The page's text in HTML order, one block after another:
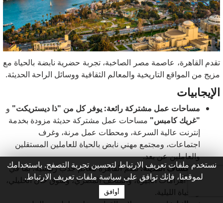
تقدم القاهرة، عاصمة مصر الصاخبة، تجربة حضرية نابضة بالحياة مع
مزيج من المواقع التاريخية والمعالم الثقافية ووسائل الراحة الحديثة.
الإيجابيات
مساحات عمل مشتركة رائعة: يوفر كل من "ذا ديستريكت" و
"غريك كامبس" مساحات عمل مشتركة حديثة مزودة بخدمة
إنترنت عالية السرعة، ومحطات عمل مرنة، وغرف
اجتماعات، ومجتمع مهني نابض بالحياة للعاملين المستقلين
والعاملين عن بعد.
استكشاف المدينة:تضم القاهرة معالم جذب رئيسية، بما في
ذلك أهرامات الجيزة، والمتحف المصري، وسوق خان الخليلي،
والحياة الليلية.
نستخدم ملفات تعريف الارتباط لتحسين تجربة التصفح. باستخدامك
لموقعنا، فإنك توافق على سياسة ملفات تعريف الارتباط.
أوافق